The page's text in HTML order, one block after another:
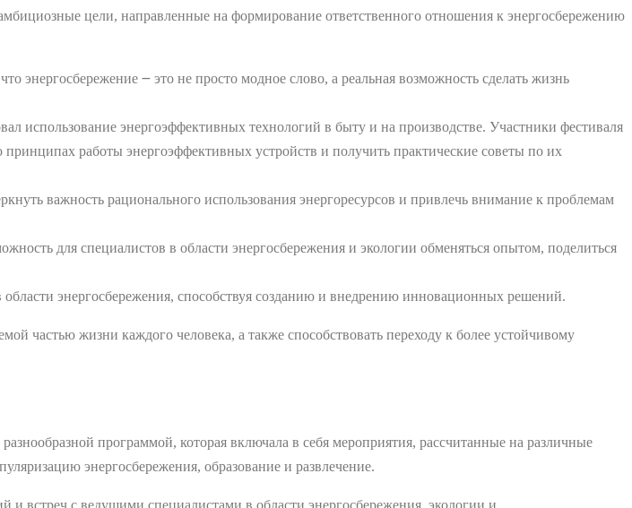
цели, направленные на формирование ответственного отношения к энергосбережению
энергосбережение ౼ это не просто модное слово, а реальная возможность сделать жизнь
использование энергоэффективных технологий в быту и на производстве. Участники фестиваля
работы энергоэффективных устройств и получить практические советы по их
важность рационального использования энергоресурсов и привлечь внимание к проблемам
для специалистов в области энергосбережения и экологии обменяться опытом, поделиться
энергосбережения, способствуя созданию и внедрению инновационных решений.
частью жизни каждого человека, а также способствовать переходу к более устойчивому
программой, которая включала в себя мероприятия, рассчитанные на различные
энергосбережения, образование и развлечение.
и встреч с ведущими специалистами в области энергосбережения, экологии и